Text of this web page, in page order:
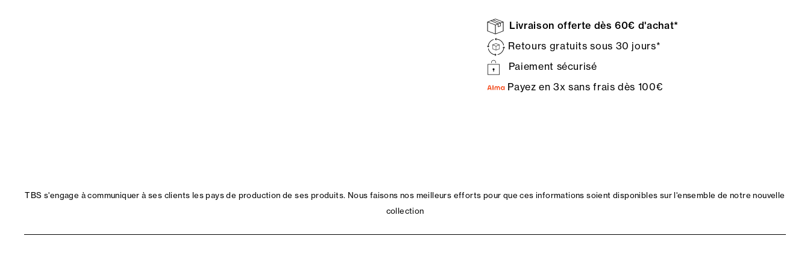
Livraison offerte dès 60€ d'achat*
Retours gratuits sous 30 jours*
Paiement sécurisé
Payez en 3x sans frais dès 100€
TBS s'engage à communiquer à ses clients les pays de production de ses produits. Nous faisons nos meilleurs efforts pour que ces informations soient disponibles sur l'ensemble de notre nouvelle
collection